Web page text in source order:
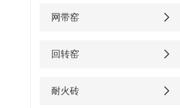
网带窑
回转窑
耐火砖